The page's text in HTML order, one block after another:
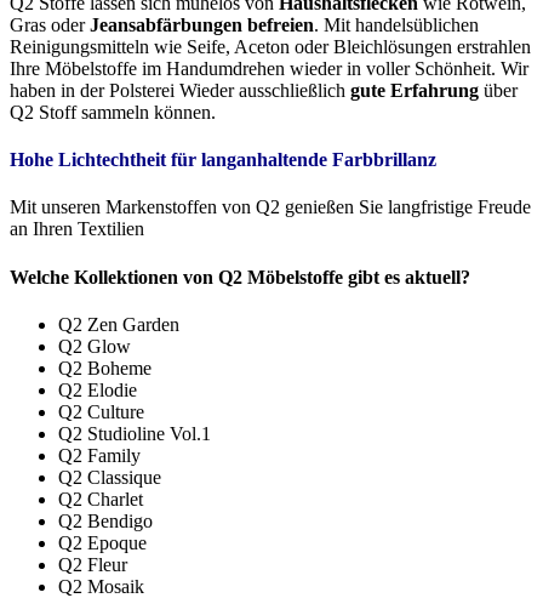
Gras oderJeansabfärbungen befreien. Mit handelsüblichen
Reinigungsmitteln wie Seife, Aceton oder Bleichlösungen erstrahlen
Ihre Möbelstoffe im Handumdrehen wieder in voller Schönheit. Wir
haben in der Polsterei Wieder ausschließlich gute Erfahrung über
Q2 Stoff sammeln können.
Hohe Lichtechtheit für langanhaltende Farbbrillanz
Mit unseren Markenstoffen von Q2 genießen Sie langfristige Freude
an Ihren Textilien
Welche Kollektionen von Q2 Möbelstoffe gibt es aktuell?
Q2 Zen Garden
Q2 Glow
Q2 Boheme
Q2 Elodie
Q2 Culture
Q2 Studioline Vol.1
Q2 Family
Q2 Classique
Q2 Charlet
Q2 Bendigo
Q2 Epoque
Q2 Fleur
Q2 Mosaik